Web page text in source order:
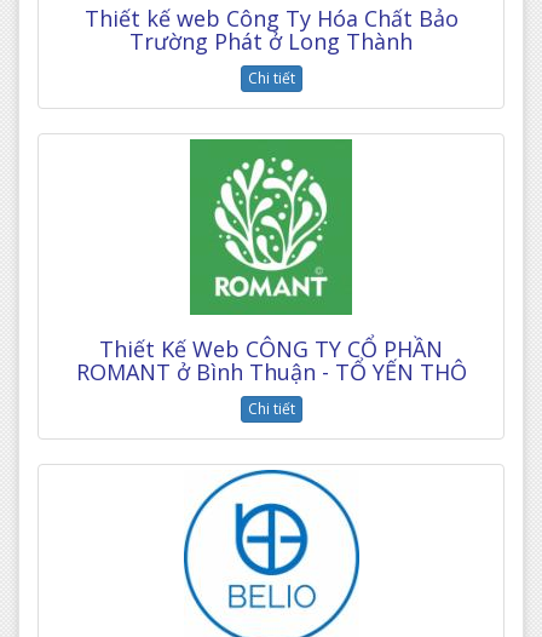
Thiết kế web Công Ty Hóa Chất Bảo
Trường Phát ở Long Thành
Chi tiết
Thiết Kế Web CÔNG TY CỔ PHẦN
ROMANT ở Bình Thuận - TỔ YẾN THÔ
Chi tiết